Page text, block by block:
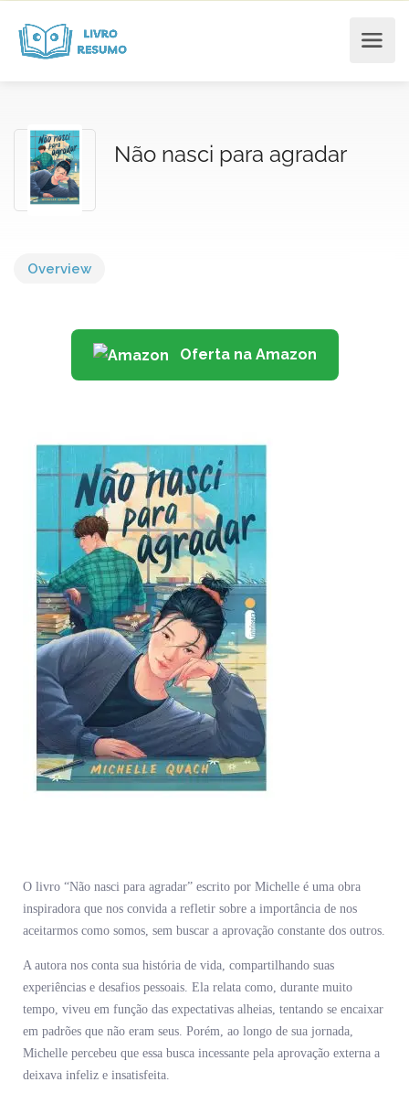
Não nasci para agradar
Overview
Oferta na Amazon
O livro “Não nasci para agradar” escrito por Michelle é uma obra
inspiradora que nos convida a refletir sobre a importância de nos
aceitarmos como somos, sem buscar a aprovação constante dos outros.
A autora nos conta sua história de vida, compartilhando suas
experiências e desafios pessoais. Ela relata como, durante muito
tempo, viveu em função das expectativas alheias, tentando se encaixar
em padrões que não eram seus. Porém, ao longo de sua jornada,
Michelle percebeu que essa busca incessante pela aprovação externa a
deixava infeliz e insatisfeita.